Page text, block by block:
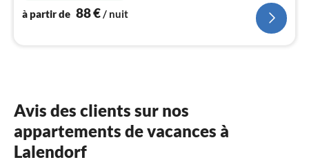
à partir de 88€/ nuit
Avis des clients sur nos
appartements de vacances à
Lalendorf